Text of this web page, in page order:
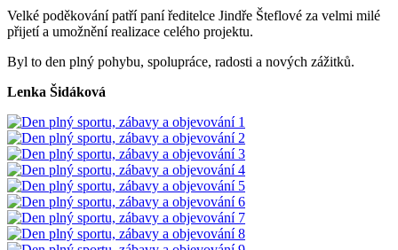
Velké poděkování patří paní ředitelce Jindře Šteflové za velmi milé
přijetí a umožnění realizace celého projektu.
Byl to den plný pohybu, spolupráce, radosti a nových zážitků.
Lenka Šidáková